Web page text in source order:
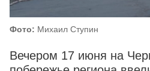
Фото: Михаил Ступин
Вечером 17 июня на